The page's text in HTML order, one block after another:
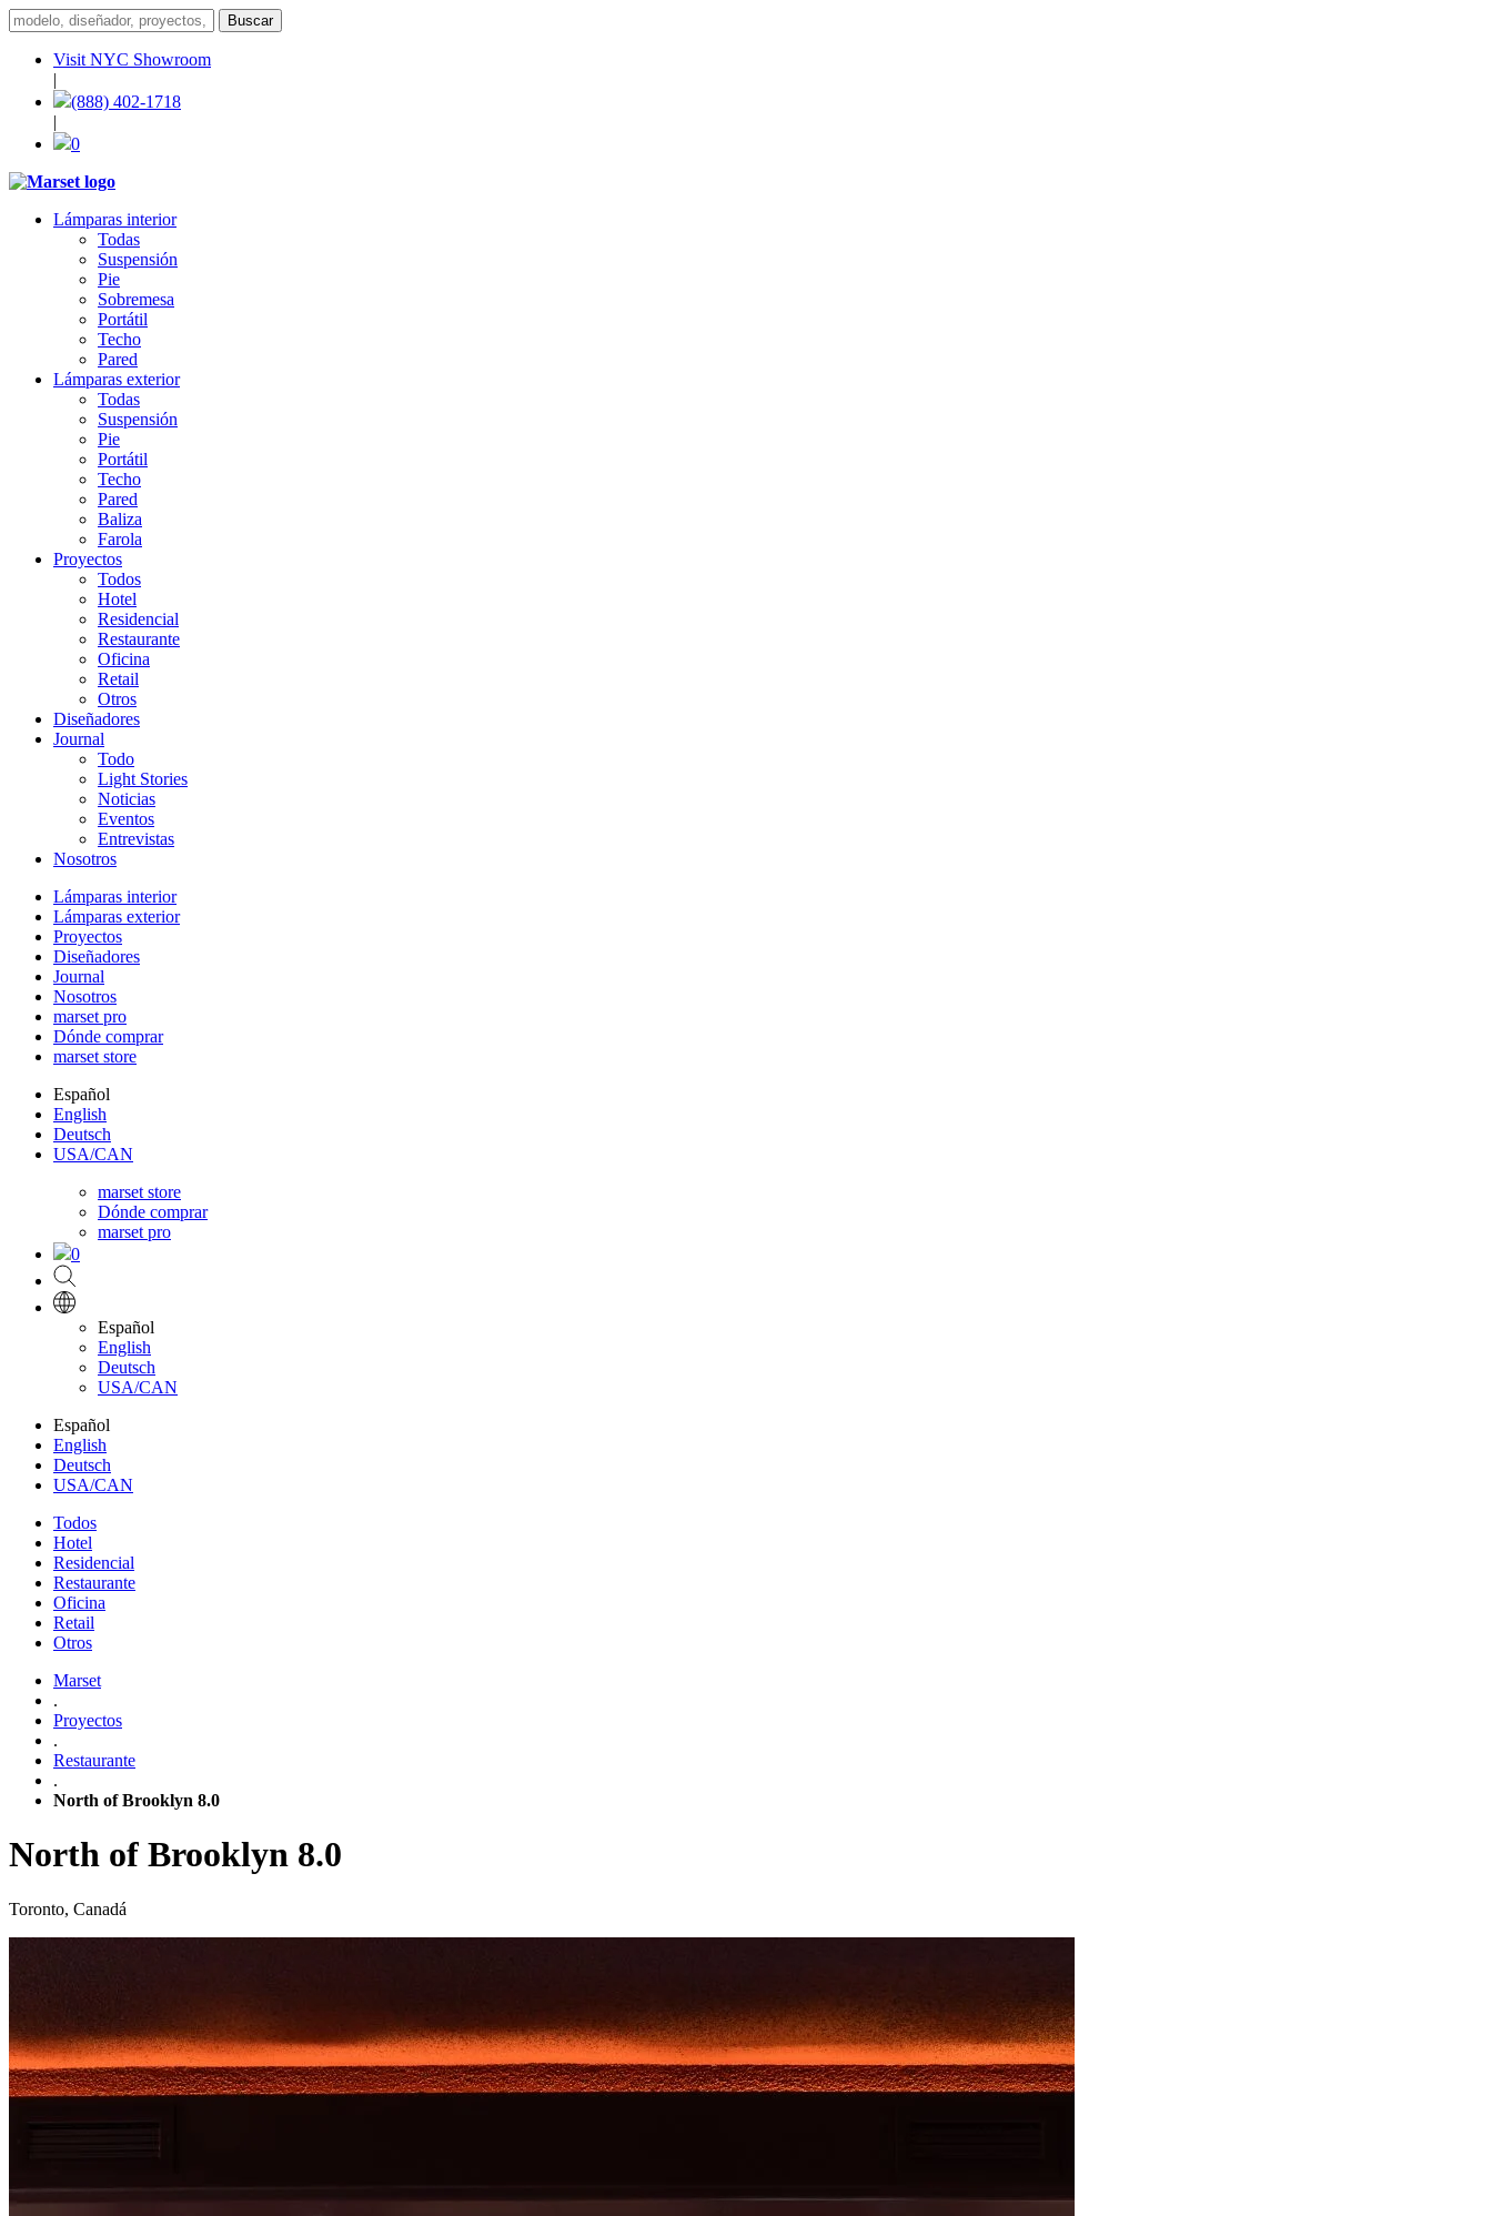
Visit NYC Showroom
|
(888) 402-1718
|
0
Lámparas interior
Todas
Suspensión
Pie
Sobremesa
Portátil
Techo
Pared
Lámparas exterior
Todas
Suspensión
Pie
Portátil
Techo
Pared
Baliza
Farola
Proyectos
Todos
Hotel
Residencial
Restaurante
Oficina
Retail
Otros
Diseñadores
Journal
Todo
Light Stories
Noticias
Eventos
Entrevistas
Nosotros
Lámparas interior
Lámparas exterior
Proyectos
Diseñadores
Journal
Nosotros
marset pro
Dónde comprar
marset store
Español
English
Deutsch
USA/CAN
marset store
Dónde comprar
marset pro
0
Español
English
Deutsch
USA/CAN
Español
English
Deutsch
USA/CAN
Todos
Hotel
Residencial
Restaurante
Oficina
Retail
Otros
Marset
.
Proyectos
.
Restaurante
.
North of Brooklyn 8.0
North of Brooklyn 8.0
Toronto, Canadá